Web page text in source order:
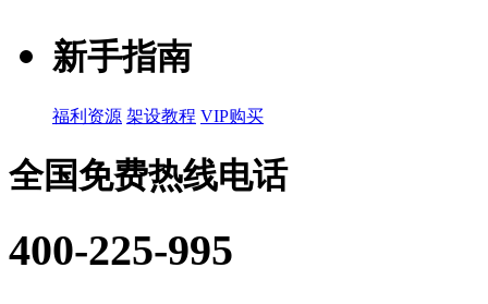
新手指南
福利资源 架设教程 VIP购买
全国免费热线电话
400-225-995